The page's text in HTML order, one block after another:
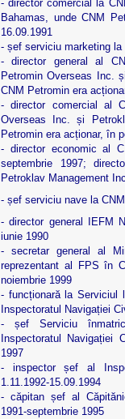
- director comercial la
Bahamas, unde CNM
16.09.1991
- șef serviciu marketing
- director general al
Petromin Overseas Inc.
CNM Petromin era
- director comercial al
Overseas Inc. și
Petromin era acționar, în
- director economic al
septembrie 1997;
Petroklav Management
- șef serviciu nave la
- director general IEFM
iunie 1990
- secretar general al
reprezentant al FPS în
noiembrie 1999
- funcționară la Serviciul
Inspectoratul Navigației
- șef Serviciu
Inspectoratul Navigației
1997
- inspector șef al
1.11.1992-15.09.1994
- căpitan șef al
1991-septembrie 1995